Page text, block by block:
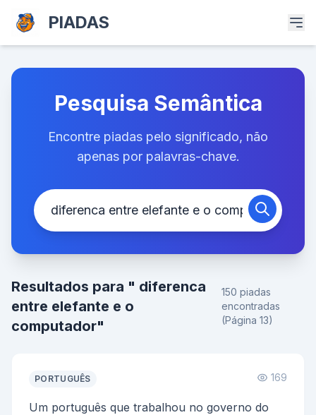
PIADAS
Pesquisa Semântica
Encontre piadas pelo significado, não
apenas por palavras-chave.
Resultados para " diferenca
entre elefante e o
computador"
150 piadas
encontradas
(Página 13)
PORTUGUÊS 169
Um português que trabalhou no governo do